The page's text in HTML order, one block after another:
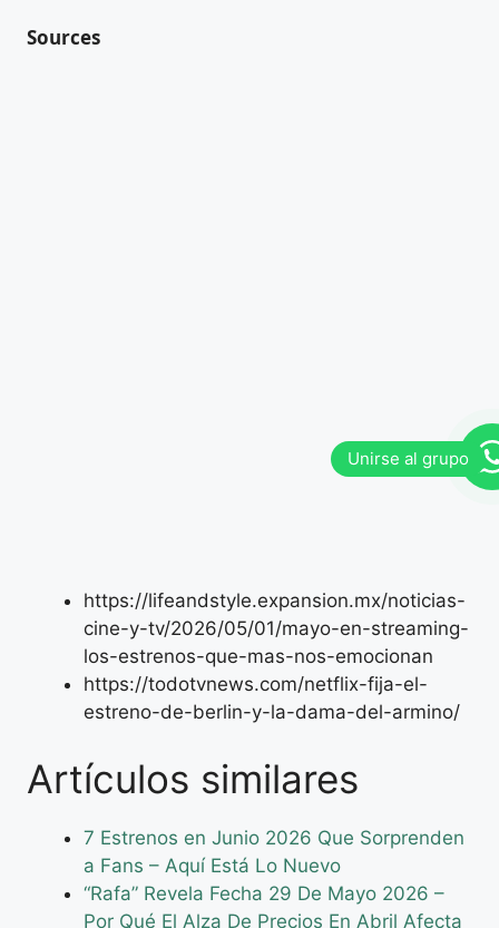
Sources
https://lifeandstyle.expansion.mx/noticias-
cine-y-tv/2026/05/01/mayo-en-streaming-
los-estrenos-que-mas-nos-emocionan
https://todotvnews.com/netflix-fija-el-
estreno-de-berlin-y-la-dama-del-armino/
Artículos similares
7 Estrenos en Junio 2026 Que Sorprenden
a Fans – Aquí Está Lo Nuevo
“Rafa” Revela Fecha 29 De Mayo 2026 –
Por Qué El Alza De Precios En Abril Afecta